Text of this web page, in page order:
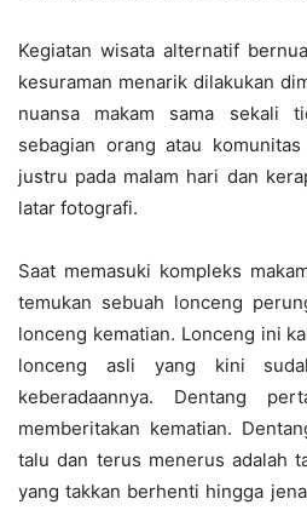
Kegiatan wisata alternatif
kesuraman menarik dilakukan
nuansa makam sama sekali
sebagian orang atau
justru pada malam hari dan
latar fotografi.
Saat memasuki kompleks
temukan sebuah lonceng
lonceng kematian. Lonceng ini
lonceng asli yang kini
keberadaannya. Dentang
memberitakan kematian.
talu dan terus menerus adalah
yang takkan berhenti hingga